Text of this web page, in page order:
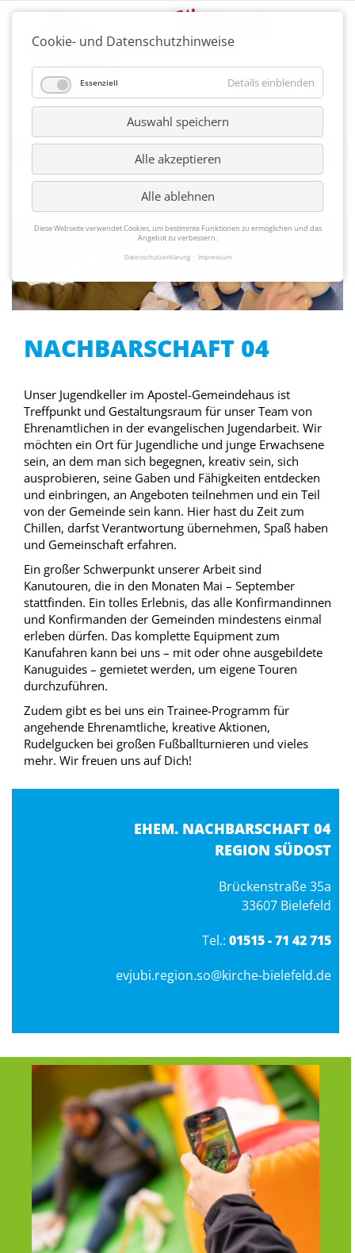
NACHBARSCHAFT 04
Unser Jugendkeller im Apostel-Gemeindehaus ist
Treffpunkt und Gestaltungsraum für unser Team von
Ehrenamtlichen in der evangelischen Jugendarbeit. Wir
möchten ein Ort für Jugendliche und junge Erwachsene
sein, an dem man sich begegnen, kreativ sein, sich
ausprobieren, seine Gaben und Fähigkeiten entdecken
und einbringen, an Angeboten teilnehmen und ein Teil
von der Gemeinde sein kann. Hier hast du Zeit zum
Chillen, darfst Verantwortung übernehmen, Spaß haben
und Gemeinschaft erfahren.
Ein großer Schwerpunkt unserer Arbeit sind
Kanutouren, die in den Monaten Mai – September
stattfinden. Ein tolles Erlebnis, das alle Konfirmandinnen
und Konfirmanden der Gemeinden mindestens einmal
erleben dürfen. Das komplette Equipment zum
Kanufahren kann bei uns – mit oder ohne ausgebildete
Kanuguides – gemietet werden, um eigene Touren
durchzuführen.
Zudem gibt es bei uns ein Trainee-Programm für
angehende Ehrenamtliche, kreative Aktionen,
Rudelgucken bei großen Fußballturnieren und vieles
mehr. Wir freuen uns auf Dich!
EHEM. NACHBARSCHAFT 04
REGION SÜDOST
Brückenstraße 35a
33607 Bielefeld
Tel.: 01515 - 71 42 715
evjubi.region.so@kirche-bielefeld.de
Cookie- und Datenschutzhinweise
Essenziell Details einblenden
Auswahl speichern
Alle akzeptieren
Alle ablehnen
Diese Webseite verwendet Cookies, um bestimmte Funktionen zu ermöglichen und das
Angebot zu verbessern.
Datenschutzerklärung Impressum